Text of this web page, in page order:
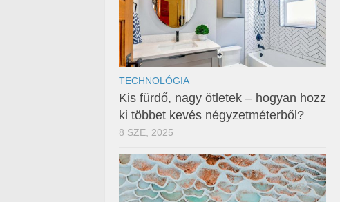
TECHNOLÓGIA
Kis fürdő, nagy ötletek – hogyan hozz
ki többet kevés négyzetméterből?
8 SZE, 2025